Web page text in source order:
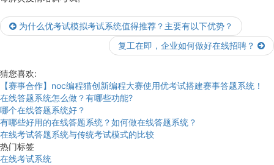
为什么优考试模拟考试系统值得推荐？主要有以下优势？
复工在即，企业如何做好在线招聘？
猜您喜欢:
【赛事合作】noc编程猫创新编程大赛使用优考试搭建赛事答题系统！
在线答题系统怎么做？有哪些功能?
哪个在线答题系统好？
有哪些好用的在线答题系统？如何做在线答题系统？
在线考试答题系统与传统考试模式的比较
热门标签
在线考试系统